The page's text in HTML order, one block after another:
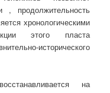
, продолжительность
хронологическими
этого пласта
исторического
на